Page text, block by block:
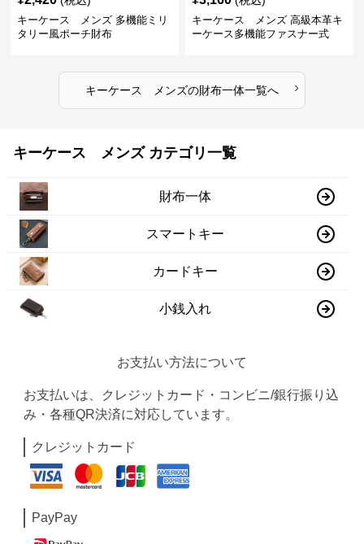
キーケース メンズ 多機能ミリ
タリー風ポーチ財布
キーケース メンズ 高級本革キ
ーケース多機能ファスナー式
キーケース メンズの財布一体一覧へ ›
キーケース メンズ カテゴリ一覧
財布一体
スマートキー
カードキー
小銭入れ
お支払い方法について
お支払いは、クレジットカード・コンビニ/銀行振り込
み・各種QR決済に対応しています。
クレジットカード
PayPay